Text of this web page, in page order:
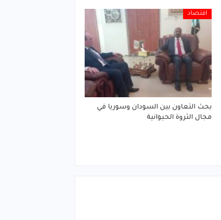
اقتصاد
بحث التعاون بين السودان وسوريا في
مجال الثروة الحيوانية